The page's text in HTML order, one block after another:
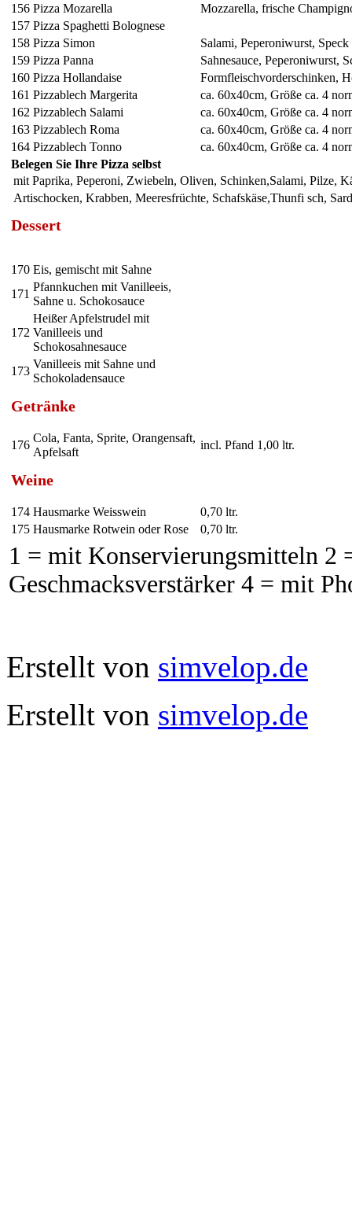
156 Pizza Mozarella
Mozzarella, frische
157 Pizza Spaghetti Bolognese
158 Pizza Simon
Salami, Peperoniwurst,
159 Pizza Panna
Sahnesauce, Peperoniwurst,
160 Pizza Hollandaise
Formfleischvorderschinken,
161 Pizzablech Margerita
ca. 60x40cm, Größe ca. 4
162 Pizzablech Salami
ca. 60x40cm, Größe ca. 4
163 Pizzablech Roma
ca. 60x40cm, Größe ca. 4
164 Pizzablech Tonno
ca. 60x40cm, Größe ca. 4
Belegen Sie Ihre Pizza selbst
mit Paprika, Peperoni, Zwiebeln, Oliven, Schinken,Salami, Pilze,
Artischocken, Krabben, Meeresfrüchte, Schafskäse,Thunfi sch,
Dessert
170 Eis, gemischt mit Sahne
171
Pfannkuchen mit Vanilleeis,
Sahne u. Schokosauce
172
Heißer Apfelstrudel mit
Vanilleeis und
Schokosahnesauce
173
Vanilleeis mit Sahne und
Schokoladensauce
Getränke
176
Cola, Fanta, Sprite, Orangensaft,
Apfelsaft
incl. Pfand 1,00 ltr.
Weine
174 Hausmarke Weisswein
0,70 ltr.
175 Hausmarke Rotwein oder Rose 0,70 ltr.
1 = mit Konservierungsmitteln
Geschmacksverstärker 4 = mit
Erstellt von simvelop.de
Erstellt von simvelop.de